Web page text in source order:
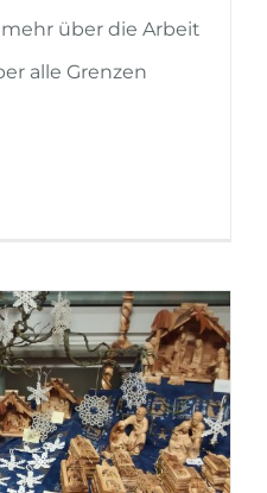
über die Arbeit
alle Grenzen